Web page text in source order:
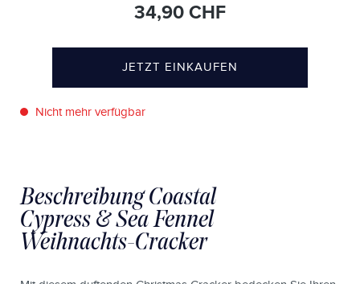
34,90 CHF
JETZT EINKAUFEN
Nicht mehr verfügbar
Beschreibung Coastal
Cypress & Sea Fennel
Weihnachts-Cracker